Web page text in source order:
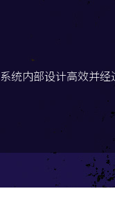
统内部设计高效并经